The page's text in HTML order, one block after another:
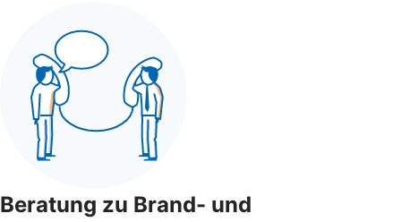
Beratung zu Brand- und